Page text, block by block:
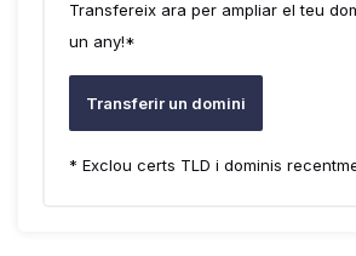
Transfereix ara per ampliar el teu
un any!*
Transferir un domini
* Exclou certs TLD i dominis